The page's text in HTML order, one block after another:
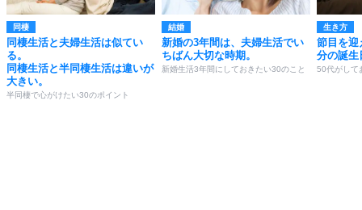
同棲
同棲生活と夫婦生活は似てい
る。
同棲生活と半同棲生活は違いが
大きい。
半同棲で心がけたい30のポイント
結婚
新婚の3年間は、夫婦生活でい
ちばん大切な時期。
新婚生活3年間にしておきたい30のこと
生き方
節目を迎
分の誕生
50代がして